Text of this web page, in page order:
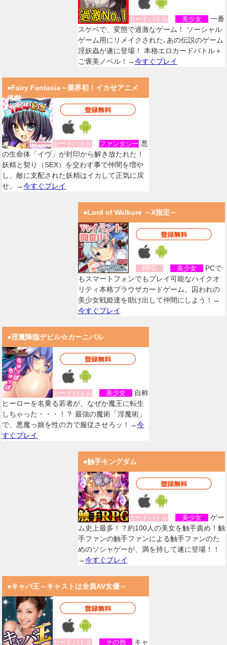
カードバトル 美少女
一番
スケベで、変態で過激なゲーム！ ソーシャル
ゲーム用にリメイクされた､あの伝説のゲーム
淫妖蟲が遂に登場！ 本格エロカードバトル＋
ご褒美ノベル！→今すぐプレイ
●Fairy Fantasia～業界初！イカせアニメ
搭載
カードバトル ファンタジー 悪
の生命体「イヴ」が封印から解き放たれた！
妖精と契り（SEX）を交わす事で仲間を増や
し、敵に支配された妖精はイカして正気に戻
せ。→今すぐプレイ
●Lord of Walkure ～X指定～
RPG 美少女
PCで
もスマートフォンでもプレイ可能なハイクオ
リティ本格ブラウザカードゲーム。囚われの
美少女戦姫達を助け出して仲間にしよう！→
今すぐプレイ
●淫魔降臨デビル☆カーニバル
カードバトル 美少女
自称
ヒーローを名乗る若者が、なぜか魔王に転生
しちゃった・・・！？ 最強の魔術「淫魔術」
で、悪魔っ娘を性の力で服従させろッ！→今
すぐプレイ
●触手キングダム
カードバトル 美少女
ゲー
ム史上最多！？約100人の美女を触手責め！触
手ファンの触手ファンによる触手ファンのた
めのソシャゲーが、満を持して遂に登場！！
→今すぐプレイ
●キャバ王～キャストは全員AV女優～
カードバトル その他 キャ